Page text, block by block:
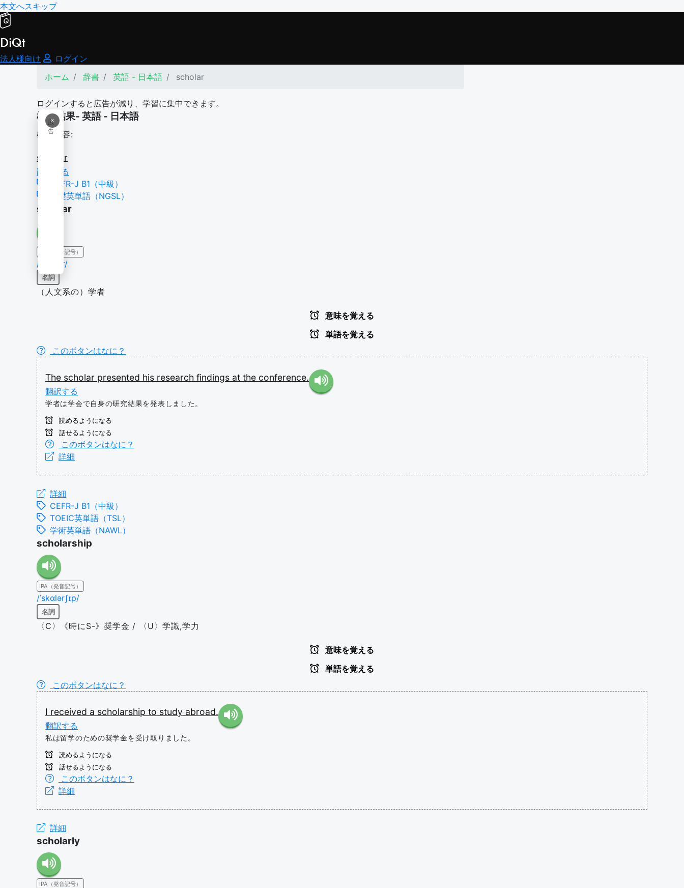
本文へスキップ
DiQt
法人様向け
ログイン
ホーム
辞書 英語 - 日本語 scholar
ログインすると広告が減り、学習に集中できます。
×
広
告
検索結果- 英語 - 日本語
検索内容:
scholar
翻訳する
CEFR-J B1（中級）
基礎英単語（NGSL）
scholar
IPA（発音記号）
/'skɑlər/
名詞
（人文系の）学者
意味を覚える
単語を覚える
このボタンはなに？
The scholar presented his research findings at the conference.
翻訳する
学者は学会で自身の研究結果を発表しました。
読めるようになる
話せるようになる
このボタンはなに？
詳細
詳細
CEFR-J B1（中級）
TOEIC英単語（TSL）
学術英単語（NAWL）
scholarship
IPA（発音記号）
/ˈskɑlərʃɪp/
名詞
〈C〉《時にS-》奨学金 / 〈U〉学識,学力
意味を覚える
単語を覚える
このボタンはなに？
I received a scholarship to study abroad.
翻訳する
私は留学のための奨学金を受け取りました。
読めるようになる
話せるようになる
このボタンはなに？
詳細
詳細
scholarly
IPA（発音記号）